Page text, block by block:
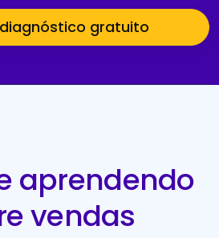
gratuito
aprendendo
vendas